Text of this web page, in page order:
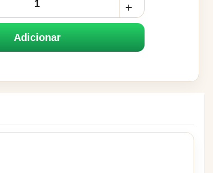
Adicionar